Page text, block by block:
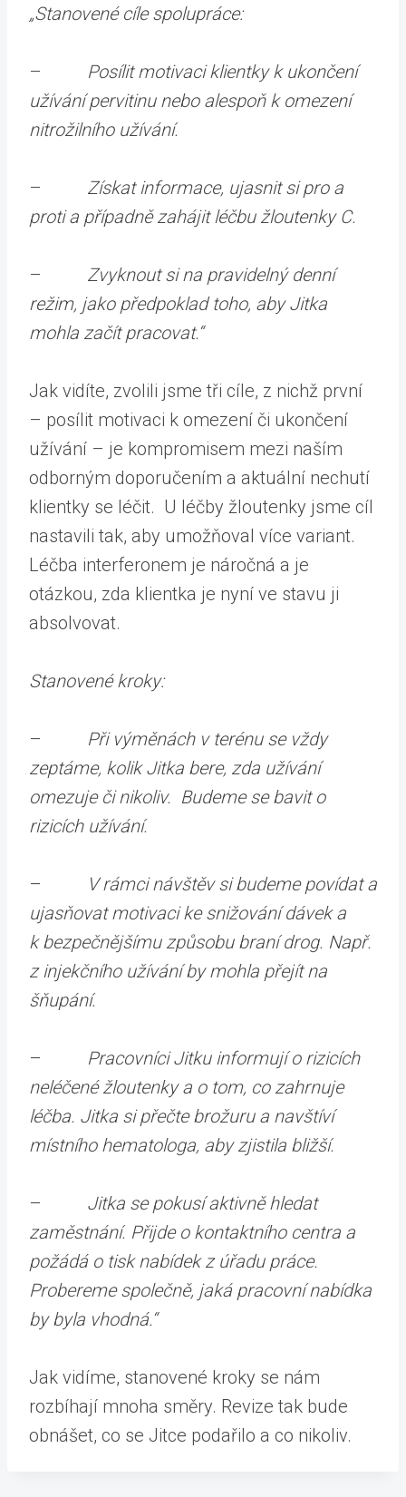
„Stanovené cíle spolupráce:
– Posílit motivaci klientky k ukončení
užívání pervitinu nebo alespoň k omezení
nitrožilního užívání.
– Získat informace, ujasnit si pro a
proti a případně zahájit léčbu žloutenky C.
– Zvyknout si na pravidelný denní
režim, jako předpoklad toho, aby Jitka
mohla začít pracovat.“
Jak vidíte, zvolili jsme tři cíle, z nichž první
– posílit motivaci k omezení či ukončení
užívání – je kompromisem mezi naším
odborným doporučením a aktuální nechutí
klientky se léčit. U léčby žloutenky jsme cíl
nastavili tak, aby umožňoval více variant.
Léčba interferonem je náročná a je
otázkou, zda klientka je nyní ve stavu ji
absolvovat.
Stanovené kroky:
– Při výměnách v terénu se vždy
zeptáme, kolik Jitka bere, zda užívání
omezuje či nikoliv. Budeme se bavit o
rizicích užívání.
–
V rámci návštěv si budeme povídat a
ujasňovat motivaci ke snižování dávek a
k bezpečnějšímu způsobu braní drog. Např.
z injekčního užívání by mohla přejít na
šňupání.
– Pracovníci Jitku informují o rizicích
neléčené žloutenky a o tom, co zahrnuje
léčba. Jitka si přečte brožuru a navštíví
místního hematologa, aby zjistila bližší.
– Jitka se pokusí aktivně hledat
zaměstnání. Přijde o kontaktního centra a
požádá o tisk nabídek z úřadu práce.
Probereme společně, jaká pracovní nabídka
by byla vhodná.“
Jak vidíme, stanovené kroky se nám
rozbíhají mnoha směry. Revize tak bude
obnášet, co se Jitce podařilo a co nikoliv.